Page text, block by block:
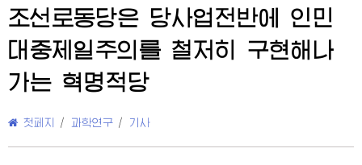
조선로동당은 당사업전반에 인민
대중제일주의를 철저히 구현해나
가는 혁명적당
첫페지 / 과학연구 / 기사